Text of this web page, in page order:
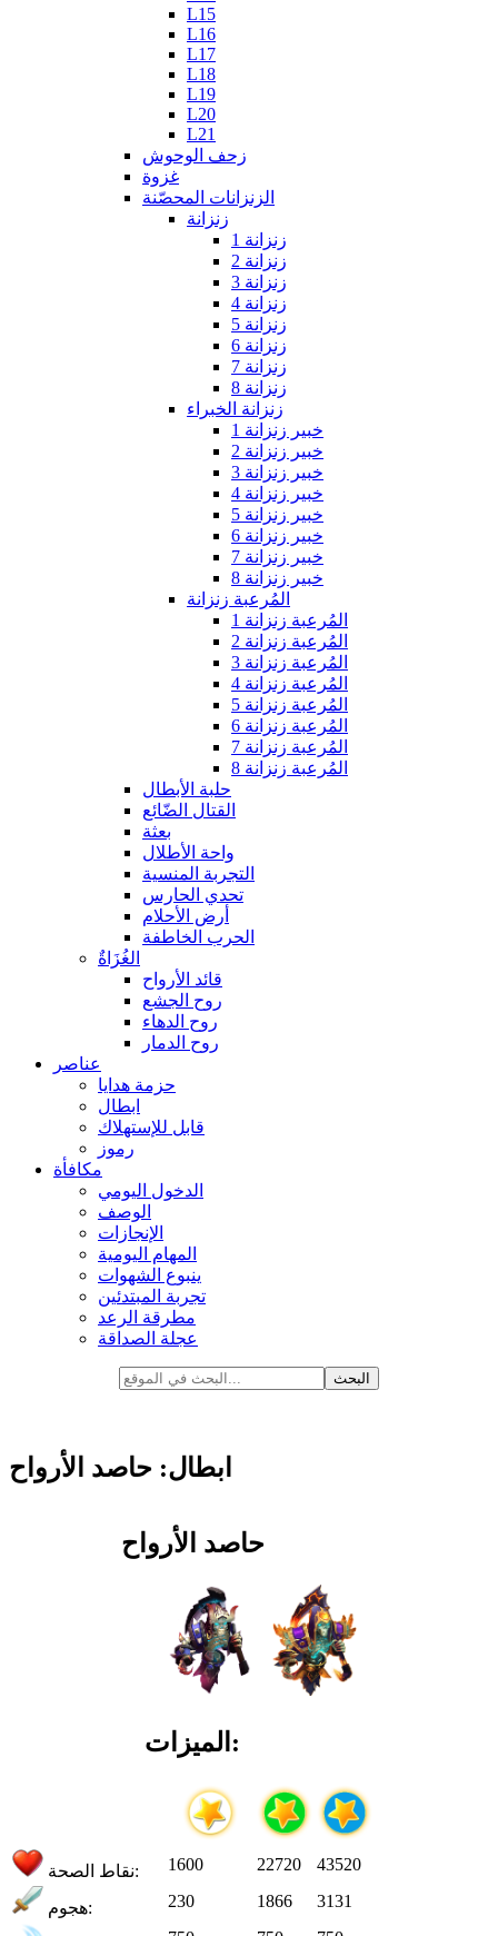
L15
L16
L17
L18
L19
L20
L21
زحف الوحوش
غزوة
الزنزانات المحصّنة
زنزانة
زنزانة 1
زنزانة 2
زنزانة 3
زنزانة 4
زنزانة 5
زنزانة 6
زنزانة 7
زنزانة 8
زنزانة الخبراء
خبير زنزانة 1
خبير زنزانة 2
خبير زنزانة 3
خبير زنزانة 4
خبير زنزانة 5
خبير زنزانة 6
خبير زنزانة 7
خبير زنزانة 8
المُرعبة زنزانة
المُرعبة زنزانة 1
المُرعبة زنزانة 2
المُرعبة زنزانة 3
المُرعبة زنزانة 4
المُرعبة زنزانة 5
المُرعبة زنزانة 6
المُرعبة زنزانة 7
المُرعبة زنزانة 8
حلبة الأبطال
القتال الضّائع
بعثة
واحة الأطلال
التجربة المنسية
تحدي الحارس
أرض الأحلام
الحرب الخاطفة
الغُزَاةٌ
قائد الأرواح
روح الجشع
روح الدهاء
روح الدمار
عناصر
حزمة هدايا
ابطال
قابل للإستهلاك
رموز
مكافأة
الدخول اليومي
الوصف
الإنجازات
المهام اليومية
ينبوع الشهوات
تجربة المبتدئين
مطرقة الرعد
عجلة الصداقة
ابطال: حاصد الأرواح
حاصد الأرواح
الميزات:
نقاط الصحة: 1600 22720 43520
هجوم: 230 1866 3131